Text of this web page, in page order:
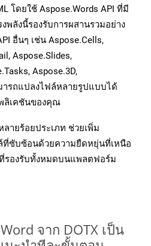
โดยใช้ Aspose.Words API ที่มี
ลังนี้รองรับการผสานรวมอย่าง
อื่นๆ เช่น Aspose.Cells,
Aspose.Slides,
Aspose.3D,
ารถแปลงไฟล์หลายรูปแบบได้
ลิเคชันของคุณ
ายร้อยประเภท ช่วยเพิ่ม
ที่ซับซ้อนด้วยความยืดหยุ่นที่เหนือ
รองรับทั้งหมดบนแพลตฟอร์ม
จาก DOTX เป็น